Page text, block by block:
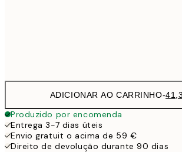
ADICIONAR AO CARRINHO-
Produzido por encomenda
Entrega 3-7 dias úteis
Envio gratuit o acima de 59 €
Direito de devolução durante 90 dias